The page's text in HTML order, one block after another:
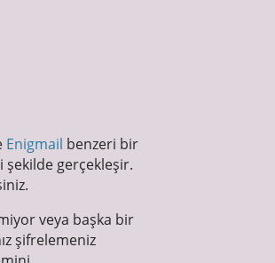
Enigmail benzeri bir
şekilde gerçekleşir.
veya başka bir
şifrelemeniz